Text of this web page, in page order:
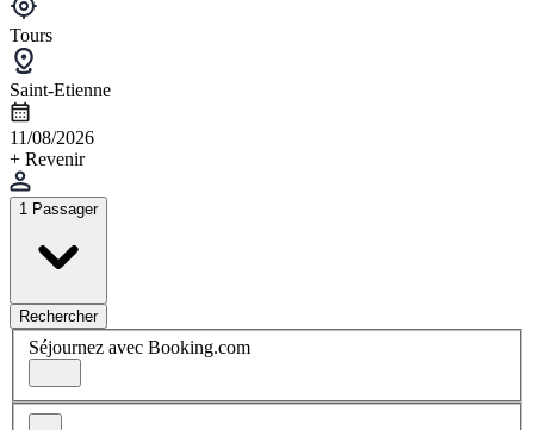
Tours
Saint-Etienne
11/08/2026
+ Revenir
1 Passager
Rechercher
Séjournez avec Booking.com